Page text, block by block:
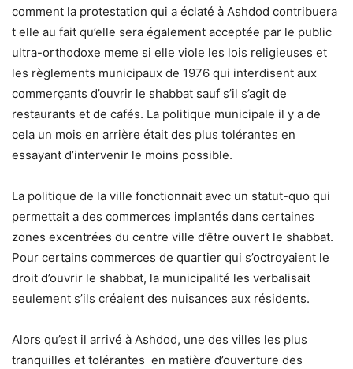
comment la protestation qui a éclaté à Ashdod contribuera
t elle au fait qu’elle sera également acceptée par le public
ultra-orthodoxe meme si elle viole les lois religieuses et
les règlements municipaux de 1976 qui interdisent aux
commerçants d’ouvrir le shabbat sauf s’il s’agit de
restaurants et de cafés. La politique municipale il y a de
cela un mois en arrière était des plus tolérantes en
essayant d’intervenir le moins possible.
La politique de la ville fonctionnait avec un statut-quo qui
permettait a des commerces implantés dans certaines
zones excentrées du centre ville d’être ouvert le shabbat.
Pour certains commerces de quartier qui s’octroyaient le
droit d’ouvrir le shabbat, la municipalité les verbalisait
seulement s’ils créaient des nuisances aux résidents.
Alors qu’est il arrivé à Ashdod, une des villes les plus
tranquilles et tolérantes en matière d’ouverture des